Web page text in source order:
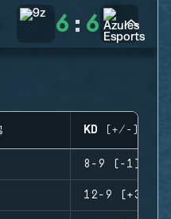
6 : 6
KD (+/-)
8-9 (-1)
12-9 (+3)